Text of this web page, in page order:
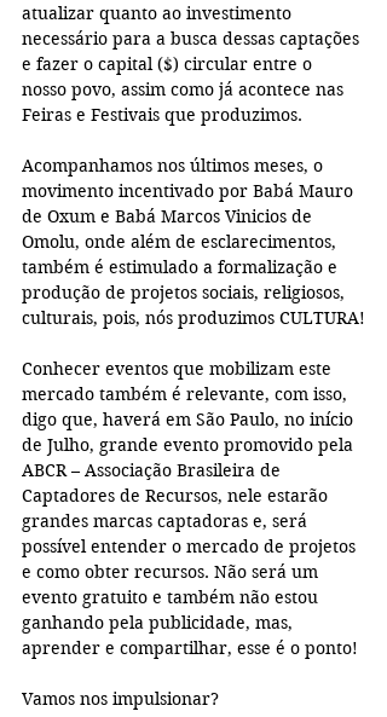
atualizar quanto ao investimento
necessário para a busca dessas captações
e fazer o capital ($) circular entre o
nosso povo, assim como já acontece nas
Feiras e Festivais que produzimos.
Acompanhamos nos últimos meses, o
movimento incentivado por Babá Mauro
de Oxum e Babá Marcos Vinicios de
Omolu, onde além de esclarecimentos,
também é estimulado a formalização e
produção de projetos sociais, religiosos,
culturais, pois, nós produzimos CULTURA!
Conhecer eventos que mobilizam este
mercado também é relevante, com isso,
digo que, haverá em São Paulo, no início
de Julho, grande evento promovido pela
ABCR – Associação Brasileira de
Captadores de Recursos, nele estarão
grandes marcas captadoras e, será
possível entender o mercado de projetos
e como obter recursos. Não será um
evento gratuito e também não estou
ganhando pela publicidade, mas,
aprender e compartilhar, esse é o ponto!
Vamos nos impulsionar?